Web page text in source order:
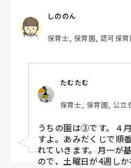
て入職しているはずで
出勤が出来ない方ばかり
①土曜日の希望休は2
②毎月、必ず土曜保育
クアップしてもらう
③仮シフトが出た時、
人を交渉して見つけても
上記のいずれかの対策
しののん
保育士, 保育園, 認可保
たむたむ
保育士, 保育園, 公立
うちの園は③です。４
すよ。あみだくじで順
れていきます。月一が
ので、土曜日が4週し